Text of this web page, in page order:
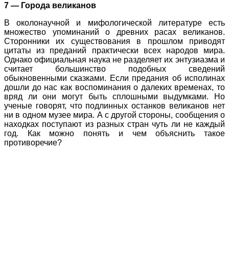
7 — Города великанов
В околонаучной и мифологической литературе есть
множество упоминаний о древних расах великанов.
Сторонники их существования в прошлом приводят
цитаты из преданий практически всех народов мира.
Однако официальная наука не разделяет их энтузиазма и
считает большинство подобных сведений
обыкновенными сказками. Если предания об исполинах
дошли до нас как воспоминания о далеких временах, то
вряд ли они могут быть сплошными выдумками. Но
ученые говорят, что подлинных останков великанов нет
ни в одном музее мира. А с другой стороны, сообщения о
находках поступают из разных стран чуть ли не каждый
год. Как можно понять и чем объяснить такое
противоречие?